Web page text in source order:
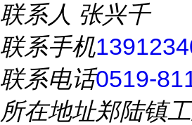
联系人 张兴千
联系手机
联系电话0519-
所在地址郑陆镇